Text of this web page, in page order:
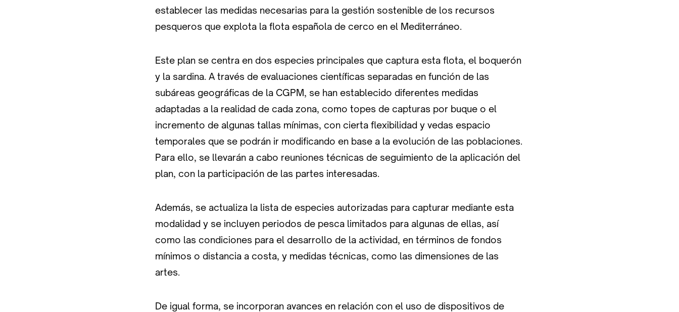
establecer las medidas necesarias para la gestión sostenible de los recursos
pesqueros que explota la flota española de cerco en el Mediterráneo.
Este plan se centra en dos especies principales que captura esta flota, el boquerón
y la sardina. A través de evaluaciones científicas separadas en función de las
subáreas geográficas de la CGPM, se han establecido diferentes medidas
adaptadas a la realidad de cada zona, como topes de capturas por buque o el
incremento de algunas tallas mínimas, con cierta flexibilidad y vedas espacio
temporales que se podrán ir modificando en base a la evolución de las poblaciones.
Para ello, se llevarán a cabo reuniones técnicas de seguimiento de la aplicación del
plan, con la participación de las partes interesadas.
Además, se actualiza la lista de especies autorizadas para capturar mediante esta
modalidad y se incluyen periodos de pesca limitados para algunas de ellas, así
como las condiciones para el desarrollo de la actividad, en términos de fondos
mínimos o distancia a costa, y medidas técnicas, como las dimensiones de las
artes.
De igual forma, se incorporan avances en relación con el uso de dispositivos de